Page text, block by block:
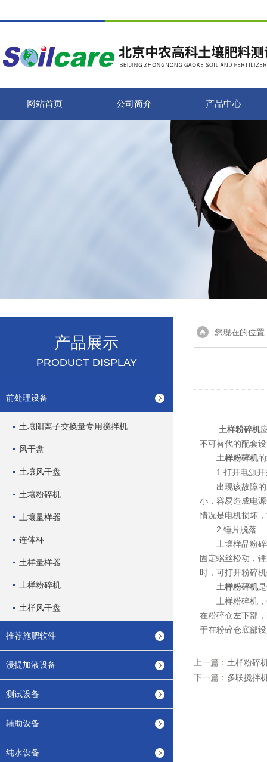
网站首页 公司简介 产品中心
产品展示
PRODUCT DISPLAY
前处理设备
土壤阳离子交换量专用搅拌机
风干盘
土壤风干盘
土壤粉碎机
土壤量样器
连体杯
土样量样器
土样粉碎机
土样风干盘
推荐施肥软件
浸提加液设备
测试设备
辅助设备
纯水设备
您现在的位置
土样粉碎机
不可替代的配套
土样粉碎机
1.打开电源开
出现该故障的
小，容易造成电
情况是电机损坏
2.锤片脱落
土壤样品粉碎
固定螺丝松动，
时，可打开粉碎
土样粉碎机
土样粉碎机，
在粉碎仓左下部
于在粉碎仓底部
上一篇： 土样粉碎
下一篇： 多联搅拌